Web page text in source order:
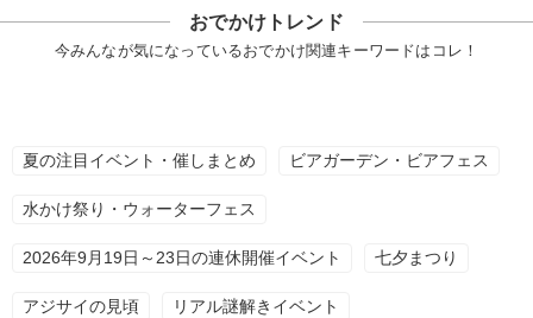
おでかけトレンド
今みんなが気になっているおでかけ関連キーワードはコレ！
夏の注目イベント・催しまとめ ビアガーデン・ビアフェス
水かけ祭り・ウォーターフェス
2026年9月19日～23日の連休開催イベント 七夕まつり
アジサイの見頃 リアル謎解きイベント